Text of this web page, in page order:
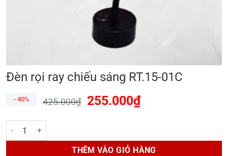
Đèn rọi ray chiếu sáng RT.15-01C
- 40% 425.000₫ 255.000₫
Đèn rọi ray chiếu sáng RT.15-01C số lượng
THÊM VÀO GIỎ HÀNG